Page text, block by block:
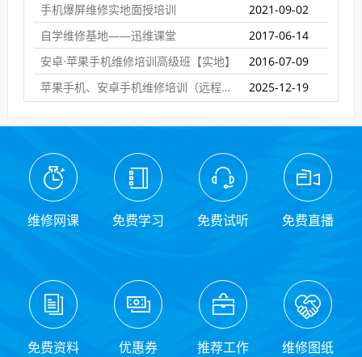
手机爆屏维修实地面授培训
2021-09-02
自学维修基地——迅维课堂
2017-06-14
安卓·苹果手机维修培训高级班【实地】
2016-07-09
苹果手机、安卓手机维修培训（远程网络班）
2025-12-19
维修网课 免费学习 免费试听 免费直播
免费资料 优惠券 推荐工作 维修图纸